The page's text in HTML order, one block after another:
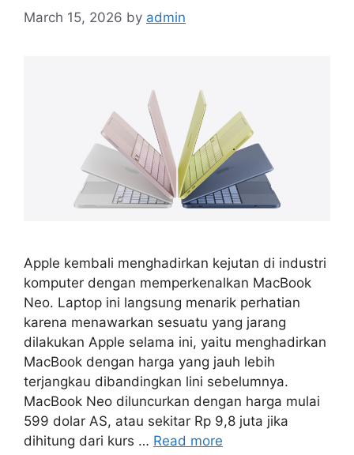
March 15, 2026 by admin
Apple kembali menghadirkan kejutan di industri
komputer dengan memperkenalkan MacBook
Neo. Laptop ini langsung menarik perhatian
karena menawarkan sesuatu yang jarang
dilakukan Apple selama ini, yaitu menghadirkan
MacBook dengan harga yang jauh lebih
terjangkau dibandingkan lini sebelumnya.
MacBook Neo diluncurkan dengan harga mulai
599 dolar AS, atau sekitar Rp 9,8 juta jika
dihitung dari kurs … Read more